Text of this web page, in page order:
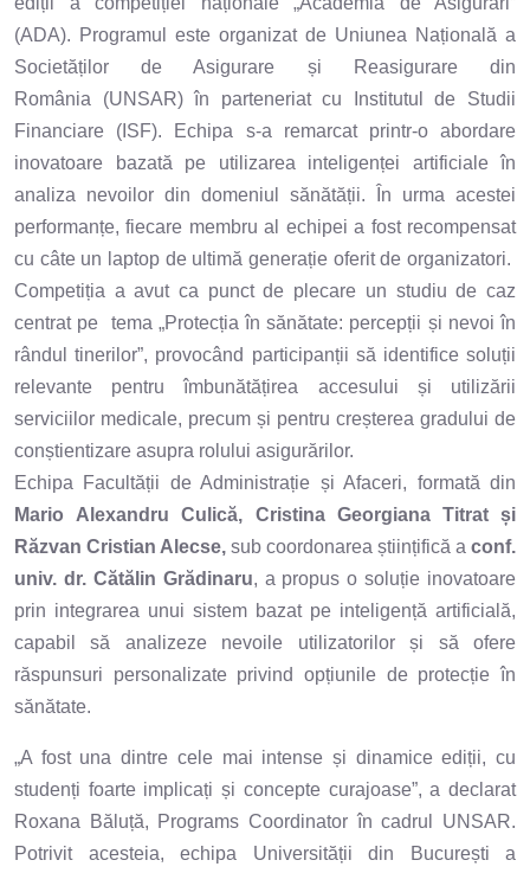
(ADA). Programul este organizat de Uniunea Națională a
Societăților de Asigurare și Reasigurare din
România (UNSAR) în parteneriat cu Institutul de Studii
Financiare (ISF). Echipa s-a remarcat printr-o abordare
inovatoare bazată pe utilizarea inteligenței artificiale în
analiza nevoilor din domeniul sănătății. În urma acestei
performanțe, fiecare membru al echipei a fost recompensat
cu câte un laptop de ultimă generație oferit de organizatori.
Competiția a avut ca punct de plecare un studiu de caz
centrat pe tema „Protecția în sănătate: percepții și nevoi în
rândul tinerilor”, provocând participanții să identifice soluții
relevante pentru îmbunătățirea accesului și utilizării
serviciilor medicale, precum și pentru creșterea gradului de
conștientizare asupra rolului asigurărilor.
Echipa Facultății de Administrație și Afaceri, formată din
Mario Alexandru Culică, Cristina Georgiana Titrat și
Răzvan Cristian Alecse, sub coordonarea științifică a conf.
univ. dr. Cătălin Grădinaru, a propus o soluție inovatoare
prin integrarea unui sistem bazat pe inteligență artificială,
capabil să analizeze nevoile utilizatorilor și să ofere
răspunsuri personalizate privind opțiunile de protecție în
sănătate.
„A fost una dintre cele mai intense și dinamice ediții, cu
studenți foarte implicați și concepte curajoase”, a declarat
Roxana Băluță, Programs Coordinator în cadrul UNSAR.
Potrivit acesteia, echipa Universității din București a